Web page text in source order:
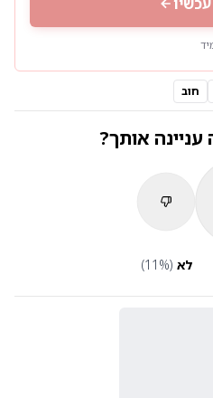
חוב
אותך?
לא (
11 %)